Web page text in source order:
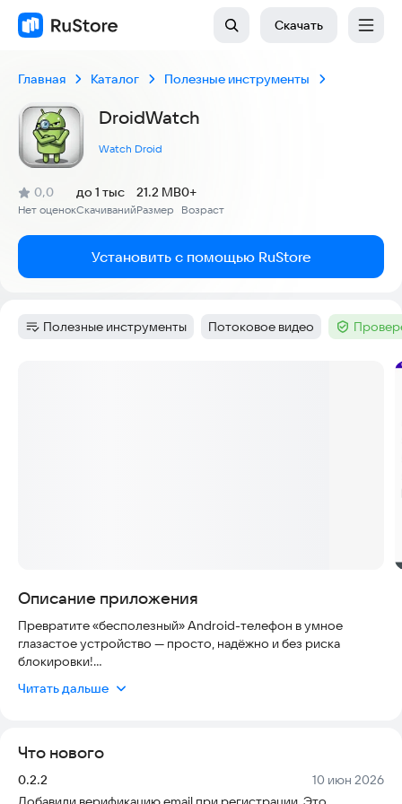
Скачать
Главная Каталог Полезные инструменты
DroidWatch
Watch Droid
Рейтинг:
0,0
(
Нет оценок
)
Скачиваний
до 1 тыс
Размер
21.2 MB
Возраст
0+
Установить с помощью RuStore
Категория:
Полезные инструменты Тег:
Потоковое видео Тег :
Описание приложения
Превратите «бесполезный» Android-телефон в умное
глазастое устройство — просто, надёжно и без риска
блокировки!
У вас дома пылится старый Android-смартфон? Он уже не
приносить пользу:
Читать дальше
Что нового
Версия:
0.2.2 Дата:
10 июн 2026